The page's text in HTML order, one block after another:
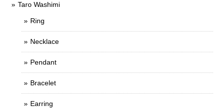
Taro Washimi
Ring
Necklace
Pendant
Bracelet
Earring